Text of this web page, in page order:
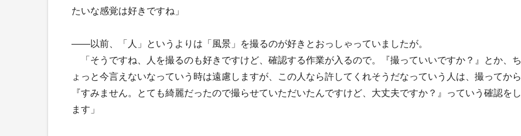
たいな感覚は好きですね」
――以前、「人」というよりは「風景」を撮るのが好きとおっしゃっていましたが。
「そうですね、人を撮るのも好きですけど、確認する作業が入るので。『撮っていいですか？』とか、ち
ょっと今言えないなっていう時は遠慮しますが、この人なら許してくれそうだなっていう人は、撮ってから
『すみません。とても綺麗だったので撮らせていただいたんですけど、大丈夫ですか？』っていう確認をし
ます」